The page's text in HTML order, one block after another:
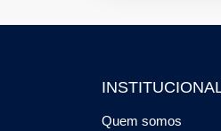
Quem somos